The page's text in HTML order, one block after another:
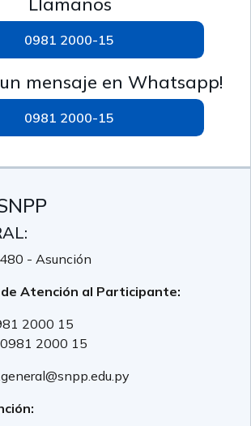
0981 2000-15
mensaje en Whatsapp!
0981 2000-15
- Asunción
Atención al Participante:
2000 15
0981 2000 15